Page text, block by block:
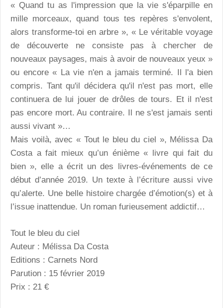
« Quand tu as l'impression que la vie s'éparpille en
mille morceaux, quand tous tes repères s'envolent,
alors transforme-toi en arbre », « Le véritable voyage
de découverte ne consiste pas à chercher de
nouveaux paysages, mais à avoir de nouveaux yeux »
ou encore « La vie n'en a jamais terminé. Il l'a bien
compris. Tant qu'il décidera qu'il n'est pas mort, elle
continuera de lui jouer de drôles de tours. Et il n'est
pas encore mort. Au contraire. Il ne s'est jamais senti
aussi vivant »…
Mais voilà, avec « Tout le bleu du ciel », Mélissa Da
Costa a fait mieux qu’un énième « livre qui fait du
bien », elle a écrit un des livres-événements de ce
début d’année 2019. Un texte à l’écriture aussi vive
qu’alerte. Une belle histoire chargée d’émotion(s) et à
l’issue inattendue. Un roman furieusement addictif…
Tout le bleu du ciel
Auteur : Mélissa Da Costa
Editions : Carnets Nord
Parution : 15 février 2019
Prix : 21 €